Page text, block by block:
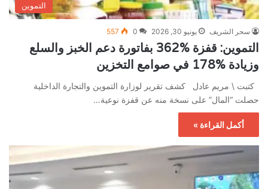
التموين
سحر الشريف يونيو 30, 2026 0
557
التموين: قفزة %362 بفاتورة دعم الخبز والسلع
وزيادة %178 في صوامع التخزين
كتبت \ مريم عادل كشف تقرير لوزارة التموين والتجارة الداخلية
حصلت “المال” على نسخة منه عن قفزة نوعية…
أكمل القراءة »